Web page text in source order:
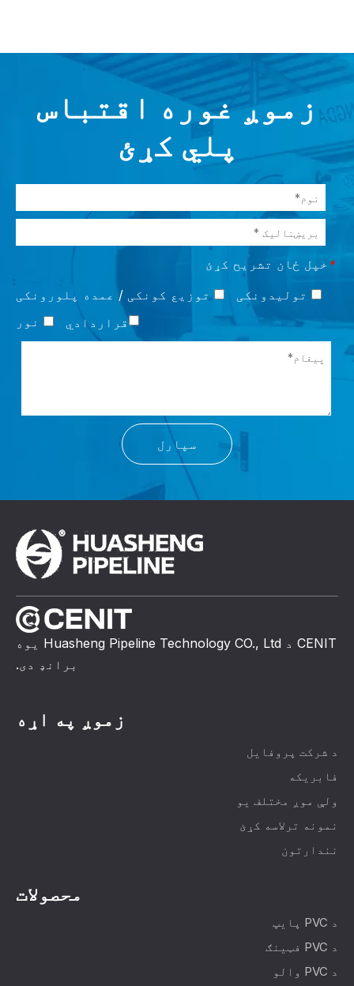
زموږ غوره اقتباس
پلي کړئ
* خپل ځان تشریح کړئ
تولیدونکی
توزیع کونکی / عمده پلورونکی
قراردادي
نور
سپارل
CENIT د Huasheng Pipeline Technology CO., Ltd یوه
برانډ دی.
زموږ په اړه
د شرکت پروفایل
فابریکه
ولې موږ مختلف یو
نمونه ترلاسه کړئ
نندارتون
محصولات
د PVC پایپ
د PVC فټینګ
د PVC والو